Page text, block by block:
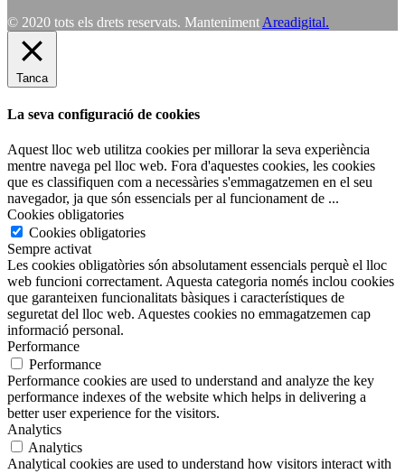
© 2020 tots els drets reservats. Manteniment Areadigital.
Tanca
La seva configuració de cookies
Aquest lloc web utilitza cookies per millorar la seva experiència
mentre navega pel lloc web. Fora d'aquestes cookies, les cookies
que es classifiquen com a necessàries s'emmagatzemen en el seu
navegador, ja que són essencials per al funcionament de ...
Cookies obligatories
Cookies obligatories
Sempre activat
Les cookies obligatòries són absolutament essencials perquè el lloc
web funcioni correctament. Aquesta categoria només inclou cookies
que garanteixen funcionalitats bàsiques i característiques de
seguretat del lloc web. Aquestes cookies no emmagatzemen cap
informació personal.
Performance
Performance
Performance cookies are used to understand and analyze the key
performance indexes of the website which helps in delivering a
better user experience for the visitors.
Analytics
Analytics
Analytical cookies are used to understand how visitors interact with